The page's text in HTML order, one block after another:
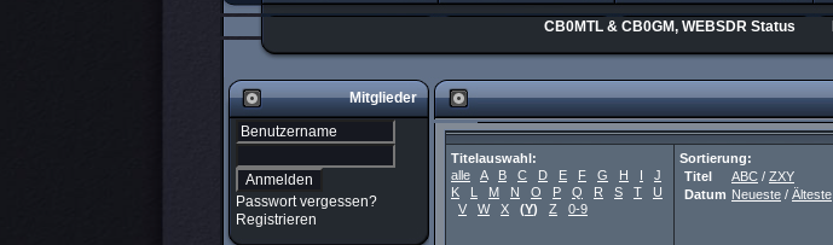
CB0MTL & CB0GM, WEBSDR Status
Mitglieder
Passwort vergessen?
Registrieren
Titelauswahl:
alle
A B C D E F G H I
J
K
L M N O P Q R S T
U
V
W X (Y) Z 0-9
Sortierung:
Titel
ABC / ZXY
Datum Neueste / Älteste